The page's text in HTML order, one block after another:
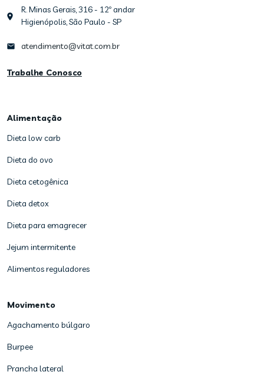
R. Minas Gerais, 316 - 12º andar
Higienópolis, São Paulo - SP
atendimento@vitat.com.br
Trabalhe Conosco
Alimentação
Dieta low carb
Dieta do ovo
Dieta cetogênica
Dieta detox
Dieta para emagrecer
Jejum intermitente
Alimentos reguladores
Movimento
Agachamento búlgaro
Burpee
Prancha lateral